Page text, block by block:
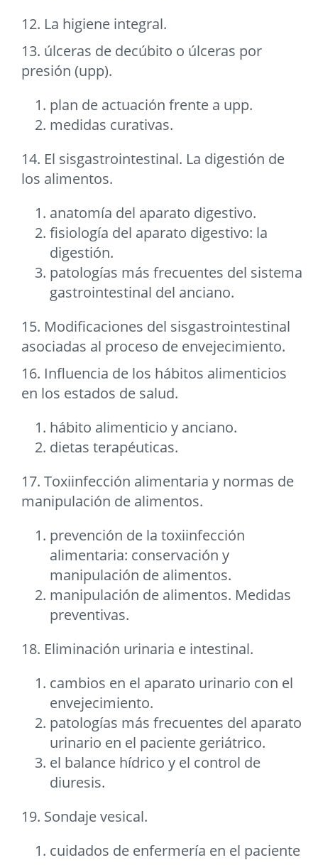
12. La higiene integral.
13. úlceras de decúbito o úlceras por
presión (upp).
plan de actuación frente a upp.
medidas curativas.
14. El sisgastrointestinal. La digestión de
los alimentos.
anatomía del aparato digestivo.
fisiología del aparato digestivo: la
digestión.
patologías más frecuentes del sistema
gastrointestinal del anciano.
15. Modificaciones del sisgastrointestinal
asociadas al proceso de envejecimiento.
16. Influencia de los hábitos alimenticios
en los estados de salud.
hábito alimenticio y anciano.
dietas terapéuticas.
17. Toxiinfección alimentaria y normas de
manipulación de alimentos.
prevención de la toxiinfección
alimentaria: conservación y
manipulación de alimentos.
manipulación de alimentos. Medidas
preventivas.
18. Eliminación urinaria e intestinal.
cambios en el aparato urinario con el
envejecimiento.
patologías más frecuentes del aparato
urinario en el paciente geriátrico.
el balance hídrico y el control de
diuresis.
19. Sondaje vesical.
cuidados de enfermería en el paciente